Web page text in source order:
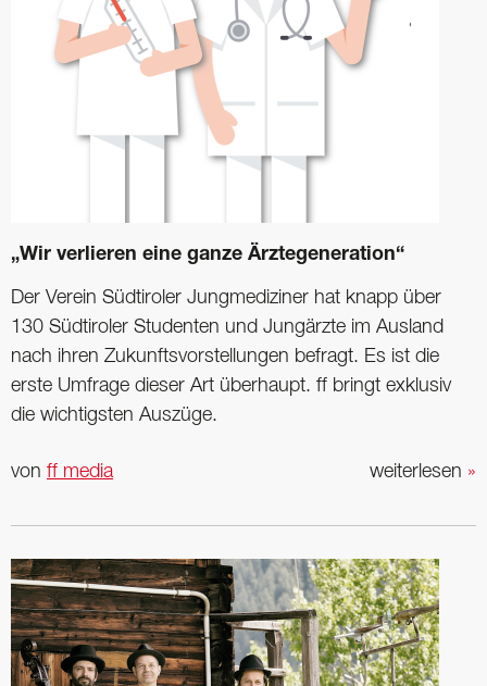
„Wir verlieren eine ganze Ärztegeneration“
Der Verein Südtiroler Jungmediziner hat knapp über
130 Südtiroler Studenten und Jungärzte im Ausland
nach ihren Zukunftsvorstellungen befragt. Es ist die
erste Umfrage dieser Art überhaupt. ff bringt exklusiv
die wichtigsten Auszüge.
weiterlesen »
von ff media